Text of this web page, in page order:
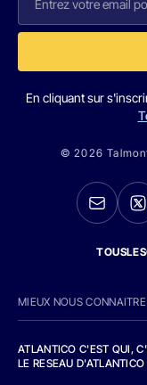
En cliquant sur
© 2026
MIEUX NOUS CONNAITRE
ATLANTICO C'EST QUI,
LE RESEAU D'ATLANTICO